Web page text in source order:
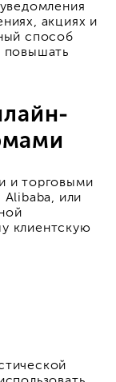
акциях и
способ
повышать
и торговыми
или
клиентскую